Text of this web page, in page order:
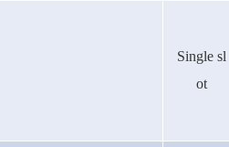
Single sl
ot